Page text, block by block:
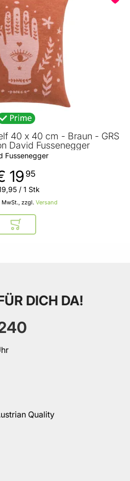
40 x 40 cm - Braun - GRS
David Fussenegger
Fussenegger
1995
zzgl. Versand
,95 / 1 Stk
In den Warenkorb
DICH DA!